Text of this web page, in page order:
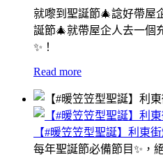
就嚟到聖誕節🎄諗好帶屋
誕節🎄就帶屋企人去一個
✨！
Read more
【#暖笠笠型聖誕】利東
每年聖誕節必備節目✨，